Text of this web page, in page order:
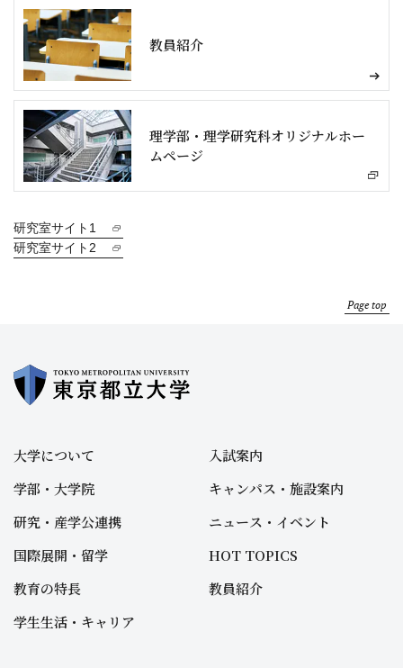
教員紹介
理学部・理学研究科オリジナルホー
ムページ
研究室サイト1
研究室サイト2
Page top
大学について
学部・大学院
研究・産学公連携
国際展開・留学
教育の特長
学生生活・キャリア
入試案内
キャンパス・施設案内
ニュース・イベント
HOT TOPICS
教員紹介